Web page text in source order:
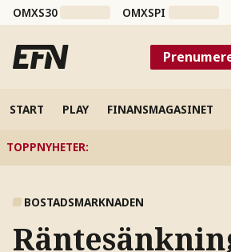
OMXS30 OMXSPI
START PLAY FINANSMAGASINET
TOPPNYHETER:
BOSTADSMARKNADEN